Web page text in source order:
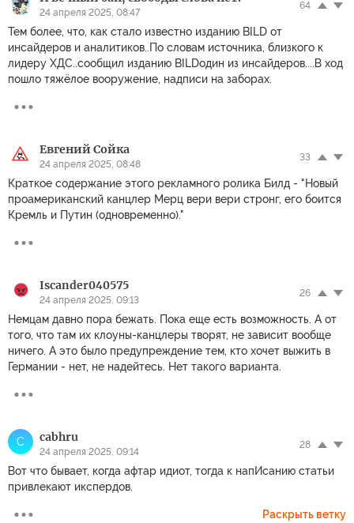
24 апреля 2025, 08:47
64
Тем более, что, как стало известно изданию BILD от
инсайдеров и аналитиков..По словам источника, близкого к
лидеру ХДС..сообщил изданию BILDодин из инсайдеров....В ход
пошло тяжёлое вооружение, надписи на заборах.
Евгений Сойка
24 апреля 2025, 08:48
33
Краткое содержание этого рекламного ролика Билд - "Новый
проамериканский канцлер Мерц вери вери стронг, его боится
Кремль и Путин (одновременно)."
Iscander040575
24 апреля 2025, 09:13
26
Немцам давно пора бежать. Пока еще есть возможность. А от
того, что там их клоуны-канцлеры творят, не зависит вообще
ничего. А это было предупреждение тем, кто хочет выжить в
Германии - нет, не надейтесь. Нет такого варианта.
C cabhru
24 апреля 2025, 09:14
28
Вот что бывает, когда афтар идиот, тогда к напИсанию статьи
привлекают икспердов.
Раскрыть ветку